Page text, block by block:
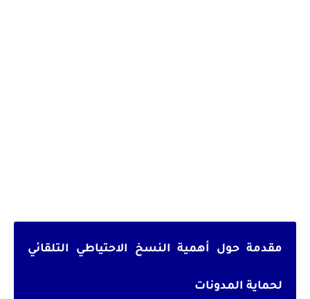
مقدمة حول أهمية النسخ الاحتياطي التلقائي
لحماية المدونات